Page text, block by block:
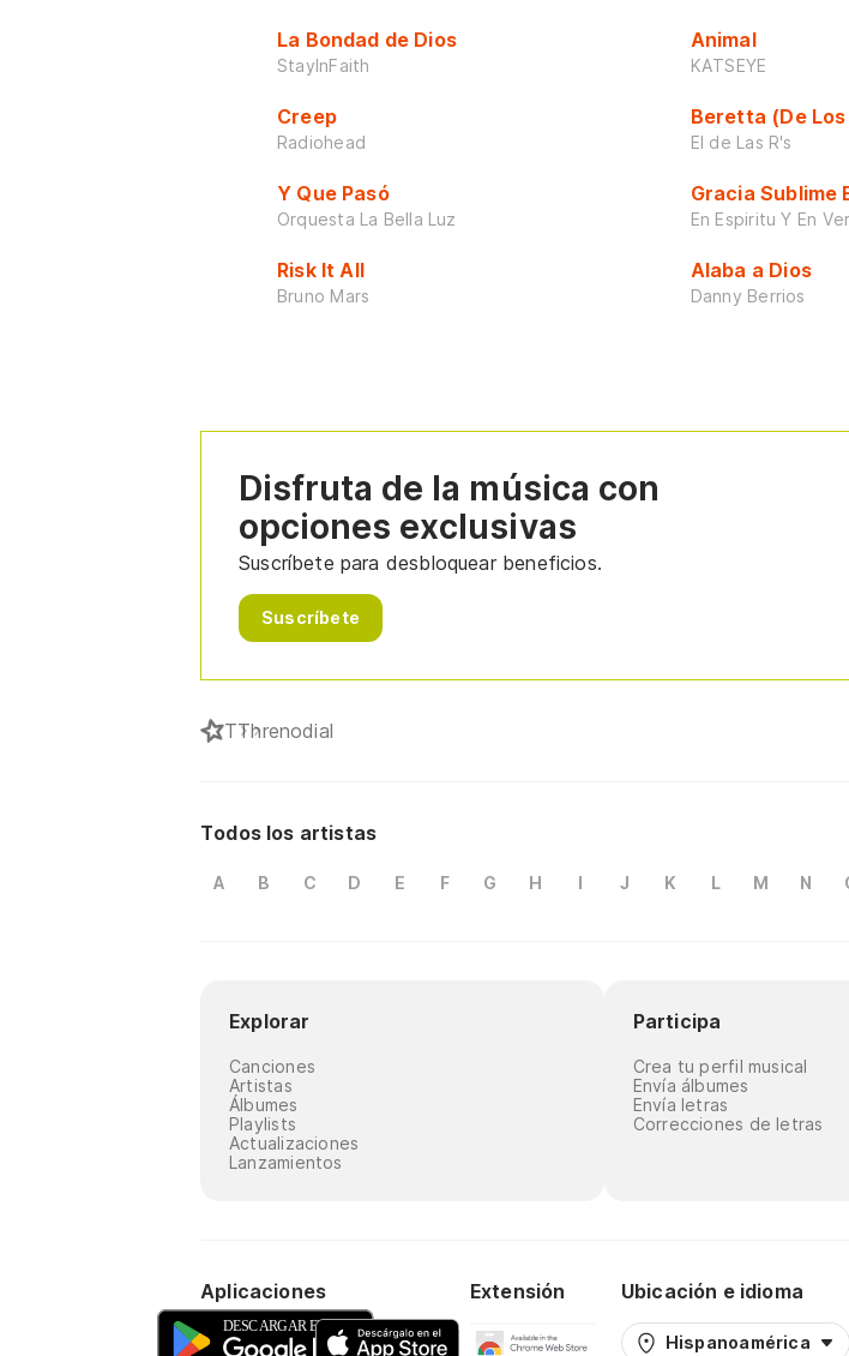
La Bondad de Dios
StayInFaith
Creep
Radiohead
Y Que Pasó
Orquesta La Bella Luz
Risk It All
Bruno Mars
Animal
KATSEYE
Beretta (De Los
El de Las R's
Gracia Sublime
En Espiritu Y En
Alaba a Dios
Danny Berrios
Disfruta de la música con
opciones exclusivas
Suscríbete para desbloquear beneficios.
Suscríbete
TThrenodial
Todos los artistas
A B C D E F G H I J K L M N
Explorar
Canciones
Artistas
Álbumes
Playlists
Actualizaciones
Lanzamientos
Participa
Crea tu perfil musical
Envía álbumes
Envía letras
Correcciones de letras
Aplicaciones Extensión Ubicación e idioma
Hispanoamérica